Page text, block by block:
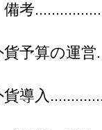
備考
貨予算の運営
導入